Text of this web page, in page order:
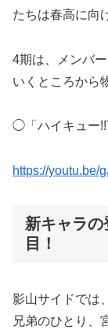
たちは春高に向
4期は、メンバ
いくところから
◯「ハイキュー
https://youtu.be/
新キャラ
目！
影山サイドでは
兄弟のひとり、